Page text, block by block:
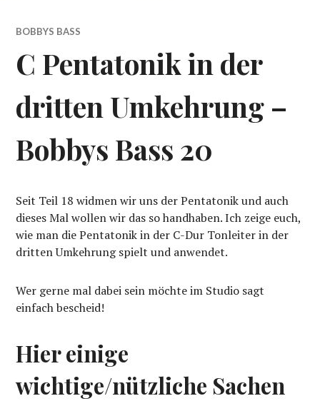
BOBBYS BASS
C Pentatonik in der
dritten Umkehrung –
Bobbys Bass 20
Seit Teil 18 widmen wir uns der Pentatonik und auch
dieses Mal wollen wir das so handhaben. Ich zeige euch,
wie man die Pentatonik in der C-Dur Tonleiter in der
dritten Umkehrung spielt und anwendet.
Wer gerne mal dabei sein möchte im Studio sagt
einfach bescheid!
Hier einige
wichtige/nützliche Sachen